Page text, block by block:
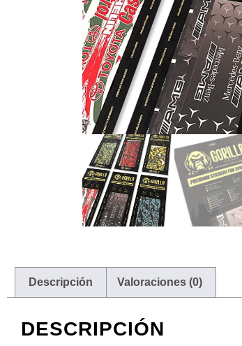
Descripción Valoraciones (0)
DESCRIPCIÓN